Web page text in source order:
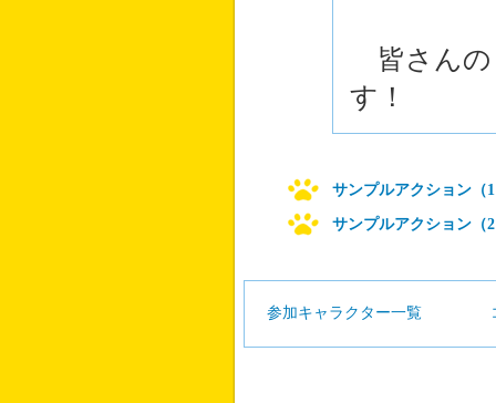
皆さんの
す！
サンプルアクション（
サンプルアクション（
参加キャラクター一覧